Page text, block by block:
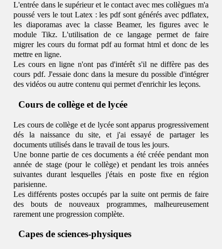
L'entrée dans le supérieur et le contact avec mes collègues m'a
poussé vers le tout Latex : les pdf sont générés avec pdflatex,
les diaporamas avec la classe Beamer, les figures avec le
module Tikz. L'utilisation de ce langage permet de faire
migrer les cours du format pdf au format html et donc de les
mettre en ligne.
Les cours en ligne n'ont pas d'intérêt s'il ne diffère pas des
cours pdf. J'essaie donc dans la mesure du possible d'intégrer
des vidéos ou autre contenu qui permet d'enrichir les leçons.
Cours de collège et de lycée
Les cours de collège et de lycée sont apparus progressivement
dés la naissance du site, et j'ai essayé de partager les
documents utilisés dans le travail de tous les jours.
Une bonne partie de ces documents a été créée pendant mon
année de stage (pour le collège) et pendant les trois années
suivantes durant lesquelles j'étais en poste fixe en région
parisienne.
Les différents postes occupés par la suite ont permis de faire
des bouts de nouveaux programmes, malheureusement
rarement une progression complète.
Capes de sciences-physiques